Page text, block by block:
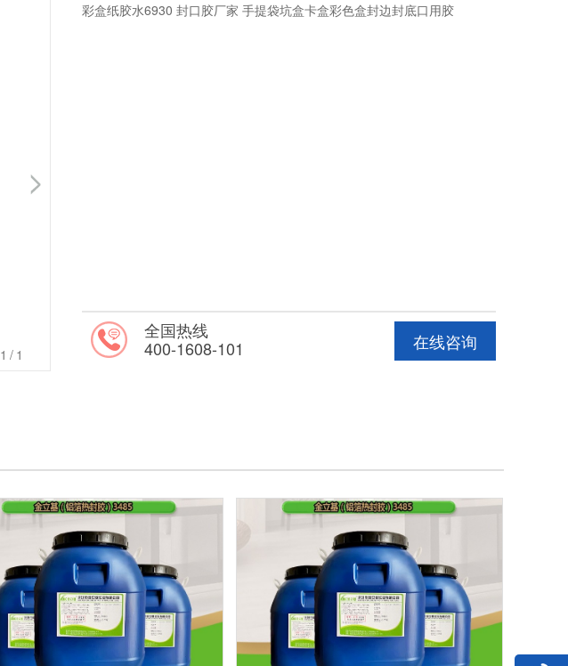
1 /1
彩盒纸胶水6930 封口胶厂家 手提袋坑盒卡盒彩色盒封边封底口用胶
在线咨询
全国热线
400-1608-101